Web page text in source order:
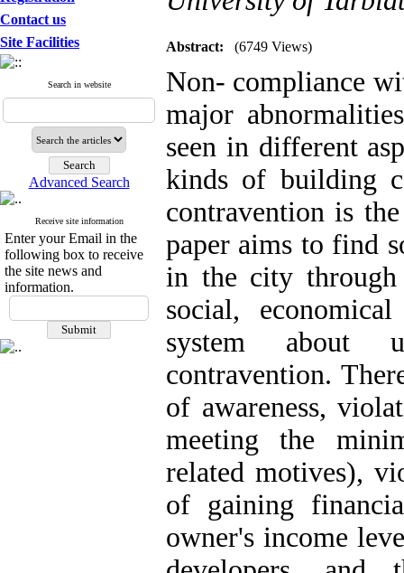
Contact us
Site Facilities
Search in website
Advanced Search
Receive site information
Enter your Email in the
following box to receive
the site news and
information.
Abstract: (6749 Views)
Non- compliance
major
seen in different
kinds of building
contravention is
paper aims to find
in the city
social,
system about
contravention.
of awareness,
meeting the
related motives),
of gaining
owner's income